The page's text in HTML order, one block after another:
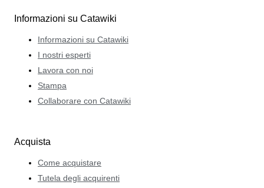
Informazioni su Catawiki
Informazioni su Catawiki
I nostri esperti
Lavora con noi
Stampa
Collaborare con Catawiki
Acquista
Come acquistare
Tutela degli acquirenti